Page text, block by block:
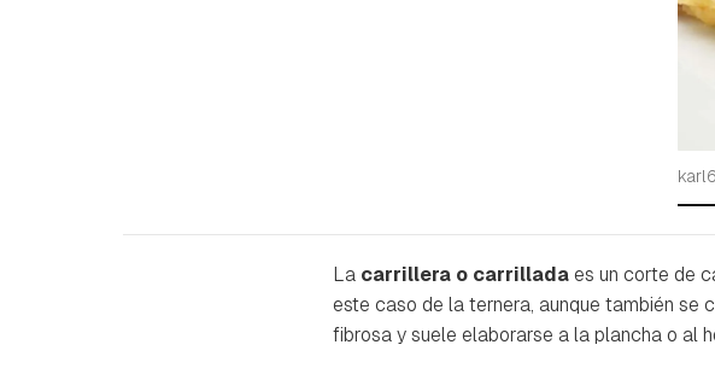
La carrillera o carrilladaes un corte de
este caso de la ternera, aunque también se
fibrosa y suele elaborarse a la plancha o al